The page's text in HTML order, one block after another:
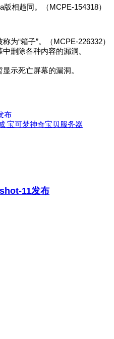
版相趋同。（ MCPE-154318）
为“箱子”。（ MCPE-226332）
删除各种内容的漏洞。
示死亡屏幕的漏洞。
布
宝可梦神奇宝贝服务器
11发布